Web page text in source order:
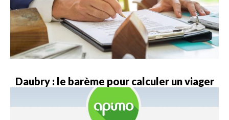
Daubry : le barème pour calculer un viager